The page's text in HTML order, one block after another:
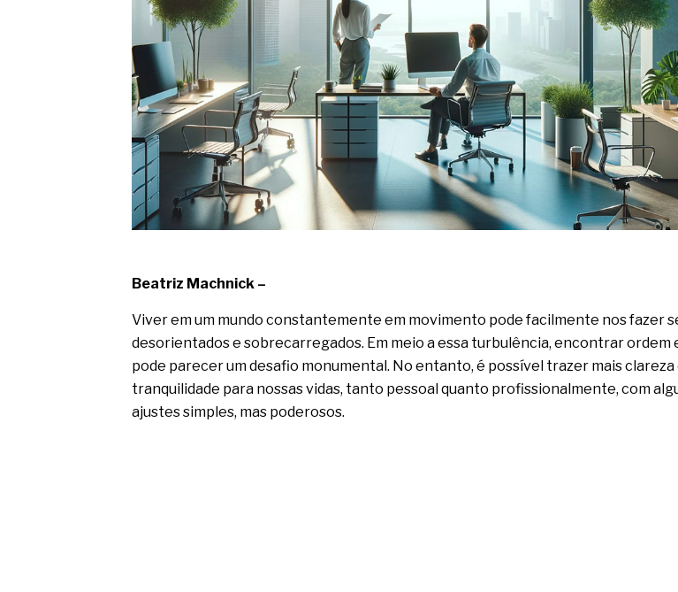
melhora o metabolismo
O desenvolvimento de indicadores nas atividades de
governança das organizações
O desenho industrial ganha espaço como estratégia
competitiva nas empresas
As variações dimensionais dos produtos de materiais
cimentícios com fibra de vidro
A próxima vantagem competitiva não está no modelo de IA
A IA elevou a régua do comprador B2B e a venda complexa
ficou ainda mais humana
Beatriz Machnick –
Viver em um mundo constantemente em movimento pode facilmente nos fazer
desorientados e sobrecarregados. Em meio a essa turbulência, encontrar ordem
pode parecer um desafio monumental. No entanto, é possível trazer mais clareza
tranquilidade para nossas vidas, tanto pessoal quanto profissionalmente, com
ajustes simples, mas poderosos.